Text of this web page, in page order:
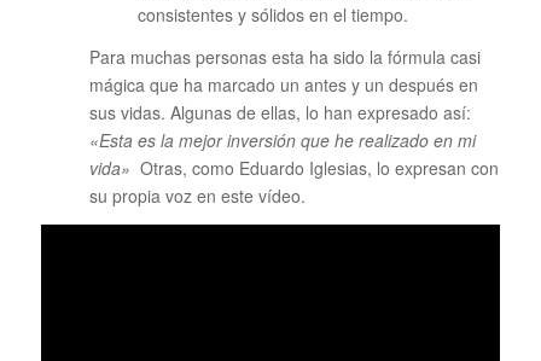
consistentes y sólidos en el tiempo.
Para muchas personas esta ha sido la fórmula casi
mágica que ha marcado un antes y un después en
sus vidas. Algunas de ellas, lo han expresado así:
«Esta es la mejor inversión que he realizado en mi
vida» Otras, como Eduardo Iglesias, lo expresan con
su propia voz en este vídeo.